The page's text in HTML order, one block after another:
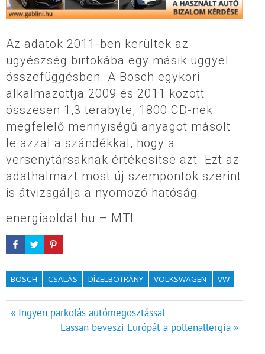
Az adatok 2011-ben kerültek az
ügyészség birtokába egy másik üggyel
összefüggésben. A Bosch egykori
alkalmazottja 2009 és 2011 között
összesen 1,3 terabyte, 1800 CD-nek
megfelelő mennyiségű anyagot másolt
le azzal a szándékkal, hogy a
versenytársaknak értékesítse azt. Ezt az
adathalmazt most új szempontok szerint
is átvizsgálja a nyomozó hatóság.
energiaoldal.hu – MTI
BOSCH CSALÁS DÍZELBOTRÁNY VOLKSWAGEN VW
Bejegyzés
navigáció
« Ingyen parkolás autómegosztással
Lassan beveszi Európát a pollenallergia »